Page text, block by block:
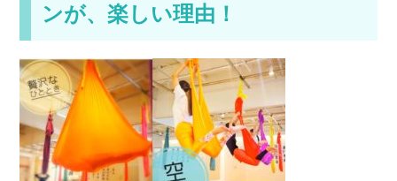
ンが、楽しい理由！